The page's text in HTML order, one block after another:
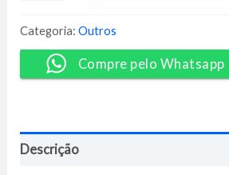
Social
Games
7
quantidade
Categoria:Outros
Compre pelo Whatsapp
Descrição